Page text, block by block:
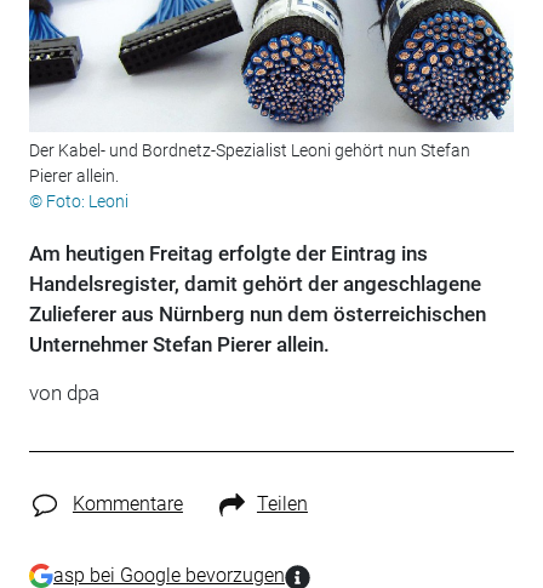
Der Kabel- und Bordnetz-Spezialist Leoni gehört nun Stefan
Pierer allein.
© Foto: Leoni
Am heutigen Freitag erfolgte der Eintrag ins
Handelsregister, damit gehört der angeschlagene
Zulieferer aus Nürnberg nun dem österreichischen
Unternehmer Stefan Pierer allein.
von dpa
Kommentare Teilen
asp bei Google bevorzugen